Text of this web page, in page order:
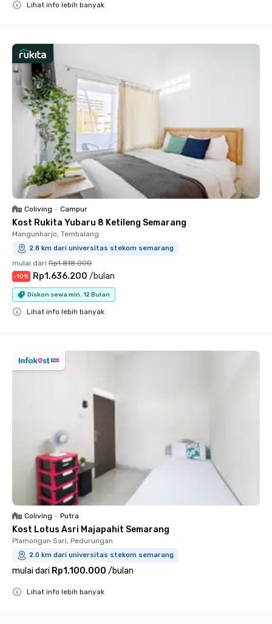
Lihat info lebih banyak
Coliving • Campur
Kost Rukita Yubaru 8 Ketileng Semarang
Mangunharjo, Tembalang
2.8 km dari universitas stekom semarang
mulai dari Rp1.818.000
-10% Rp1.636.200 /bulan
Diskon sewa min. 12 Bulan
Lihat info lebih banyak
Coliving • Putra
Kost Lotus Asri Majapahit Semarang
Plamongan Sari, Pedurungan
2.0 km dari universitas stekom semarang
mulai dari Rp1.100.000 /bulan
Lihat info lebih banyak